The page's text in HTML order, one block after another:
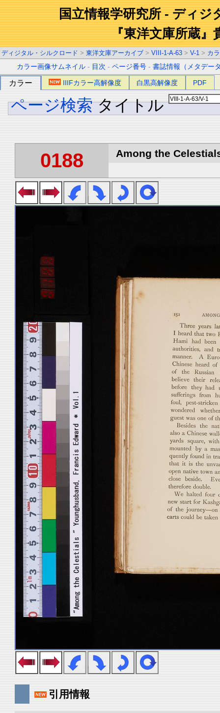
国立情報学研究所 - ディジ
『東洋文庫所蔵』
ディジタル・シルクロード > 東洋文庫アーカイブ > VIII-1-A-63 > V-1 > カ
カラー画像サムネイル - 目次 -ページ番号 -書誌情報（メタデー
カラー IIIFカラー高解像度 白黒高解像度 PDF
ページ検索 タイトル
0188 Among the
引用情報